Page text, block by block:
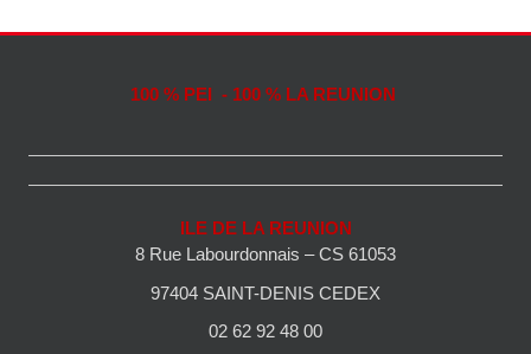
100 % PEI - 100 % LA REUNION
ILE DE LA REUNION
8 Rue Labourdonnais – CS 61053
97404 SAINT-DENIS CEDEX
02 62 92 48 00